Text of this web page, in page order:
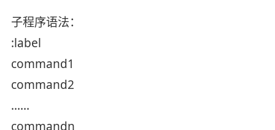
子程序语法：
:label
command1
command2
......
commandn